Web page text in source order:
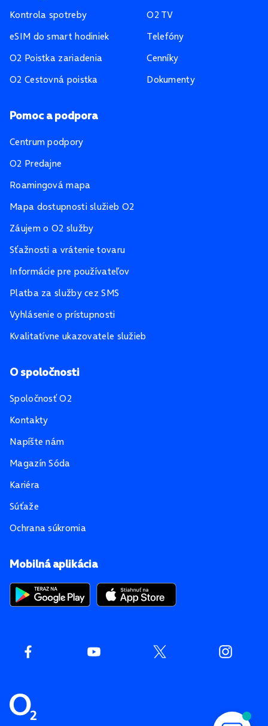
Mobilná aplikácia
Kontrola spotreby
eSIM do smart hodiniek
O2 Poistka zariadenia
O2 Cestovná poistka
O2 TV
Telefóny
Cenníky
Dokumenty
Pomoc a podpora
Centrum podpory
O2 Predajne
Roamingová mapa
Mapa dostupnosti služieb O2
Záujem o O2 služby
Sťažnosti a vrátenie tovaru
Informácie pre používateľov
Platba za služby cez SMS
Vyhlásenie o prístupnosti
Kvalitatívne ukazovatele služieb
O spoločnosti
Spoločnosť O2
Kontakty
Napíšte nám
Magazín Sóda
Kariéra
Súťaže
Ochrana súkromia